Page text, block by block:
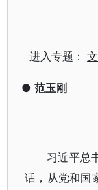
进入专题：
● 范玉刚
习近平总
话，从党和国